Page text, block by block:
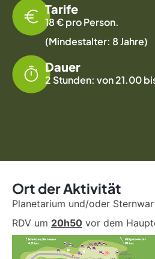
Tarife
18 € pro Person.
(Mindestalter: 8 Jahre)
Dauer
2 Stunden: von 21.00
Ort der Aktivität
Planetarium und/oder
RDV um 20h50 vor dem